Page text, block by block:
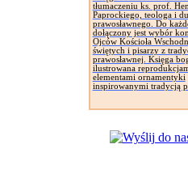
tłumaczeniu ks. prof.
Paprockiego, teologa i
prawosławnego. Do
dołączony jest wybór
Ojców Kościoła
świętych i pisarzy z
prawosławnej. Księga
ilustrowana
elementami ornamentyki
inspirowanymi tradycją